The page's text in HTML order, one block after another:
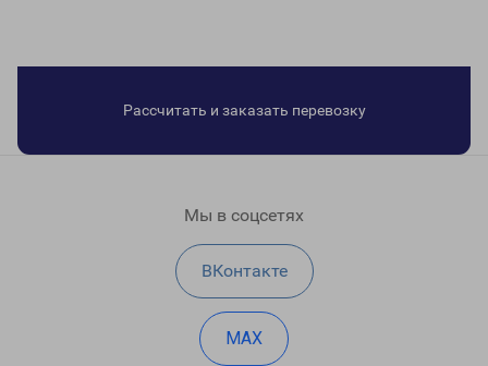
Рассчитать и заказать перевозку
Мы в соцсетях
ВКонтакте
MAX